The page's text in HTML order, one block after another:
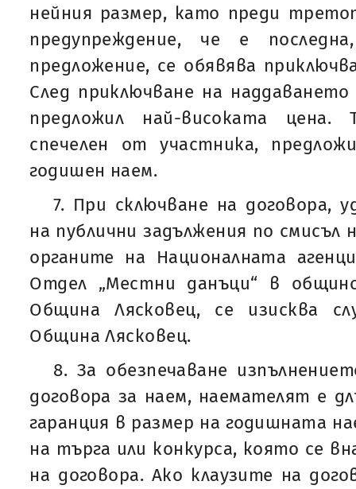
нейния размер, като преди
предупреждение, че е
предложение, се обявява
След приключване на
предложил най-високата
спечелен от участника,
годишен наем.
7. При сключване на договора,
на публични задължения по
органите на Националната
Отдел „Местни данъци“ в
Община Лясковец, се изисква
Община Лясковец.
8. За обезпечаване
договора за наем, наемателят е
гаранция в размер на годишната
на търга или конкурса, която се
на договора. Ако клаузите на